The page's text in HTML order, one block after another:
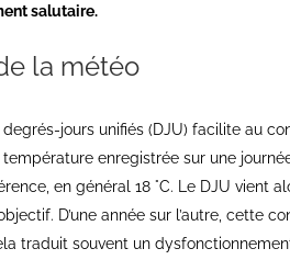
salutaire.
la météo
degrés-jours unifiés (DJU) facilite au
enregistrée sur une
en général 18 °C. Le DJU vient
D’une année sur l’autre, cette
traduit souvent un